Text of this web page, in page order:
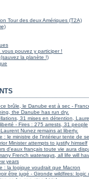
Tour des deux Amériques (T2A)
vous pouvez y participer !
la planète !)
brûle, le Danube est à sec -
the Danube has run dry.
31 mises en détention,
- Fires : 275 arrests, 31 people
Nunez remains at liberty.
: le ministre de l'intérieur tente de
Minister attempts to justify himself
d'eaux français toute vie aura
French waterways, all life will
years
: la logique voudrait que Macron
être jugé - Gironde wildfires: logic